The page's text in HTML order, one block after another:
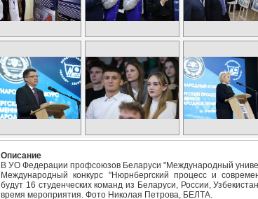
Описание
В УО Федерации профсоюзов Беларуси "Международный
Международный конкурс "Нюрнбергский процесс и
будут 16 студенческих команд из Беларуси, России,
время мероприятия. Фото Николая Петрова, БЕЛТА.